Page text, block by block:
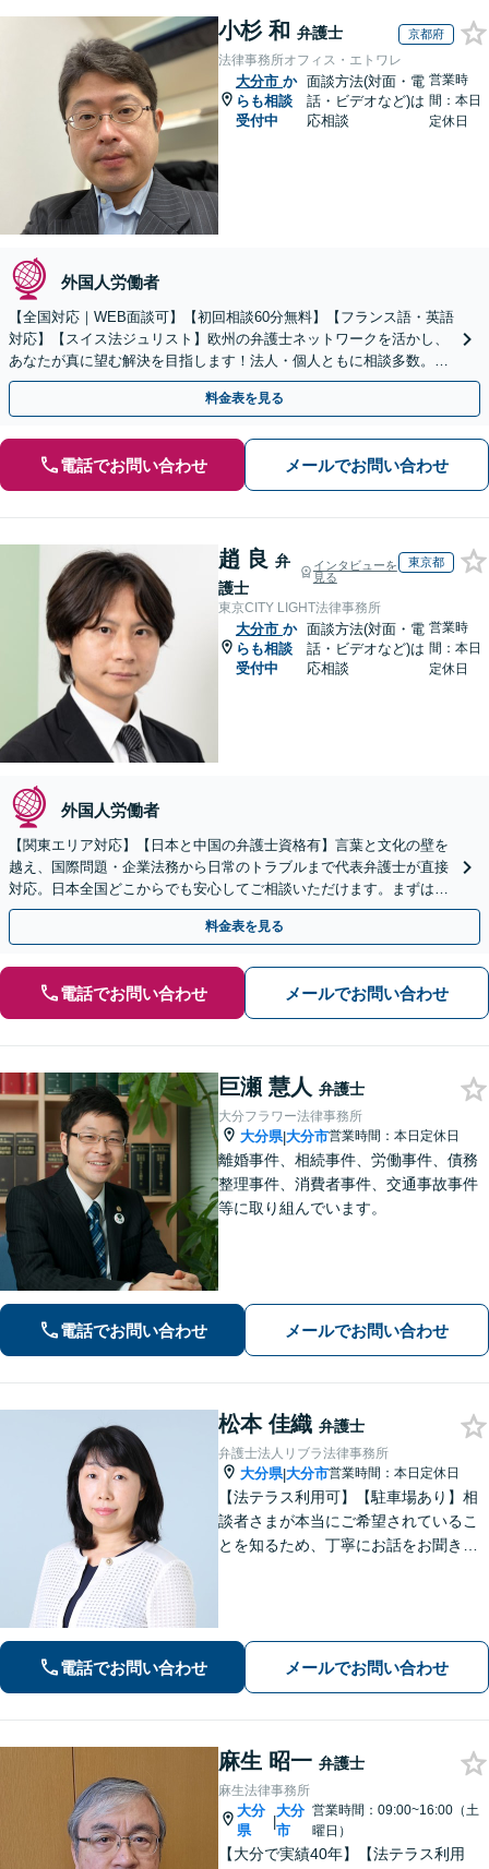
小杉 和 弁護士 京都府
法律事務所オフィス・エトワレ
大分市 か
らも相談
受付中
面談方法(対面・電
話・ビデオなど)は
応相談
営業時
間：本日
定休日
外国人労働者
【全国対応｜WEB面談可】【初回相談60分無料】【フランス語・英語
対応】【スイス法ジュリスト】欧州の弁護士ネットワークを活かし、
あなたが真に望む解決を目指します！法人・個人ともに相談多数。細
やかな連絡と粘り強い交渉を徹底【休日・夜間相談可】
料金表を見る
電話でお問い合わせ メールでお問い合わせ
趙 良 弁
護士
インタビューを
見る
東京都
東京CITY LIGHT法律事務所
大分市 か
らも相談
受付中
面談方法(対面・電
話・ビデオなど)は
応相談
営業時
間：本日
定休日
外国人労働者
【関東エリア対応】【日本と中国の弁護士資格有】言葉と文化の壁を
越え、国際問題・企業法務から日常のトラブルまで代表弁護士が直接
対応。日本全国どこからでも安心してご相談いただけます。まずは一
歩を踏み出してみませんか。【初回相談無料】
料金表を見る
電話でお問い合わせ メールでお問い合わせ
巨瀬 慧人 弁護士
大分フラワー法律事務所
大分県|大分市営業時間：本日定休日
離婚事件、相続事件、労働事件、債務
整理事件、消費者事件、交通事故事件
等に取り組んでいます。
電話でお問い合わせ メールでお問い合わせ
松本 佳織 弁護士
弁護士法人リブラ法律事務所
大分県|大分市営業時間：本日定休日
【法テラス利用可】【駐車場あり】相
談者さまが本当にご希望されているこ
とを知るため、丁寧にお話をお聞きす
す。お気軽にご相談ください【完全個
電話でお問い合わせ メールでお問い合わせ
麻生 昭一 弁護士
麻生法律事務所
大分
県
|
大分
市
営業時間：09:00~16:00（土
曜日）
【大分で実績40年】【法テラス利用